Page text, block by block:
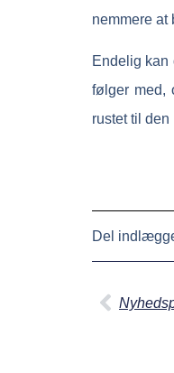
nemmere at
Endelig
følger med,
rustet til
Del